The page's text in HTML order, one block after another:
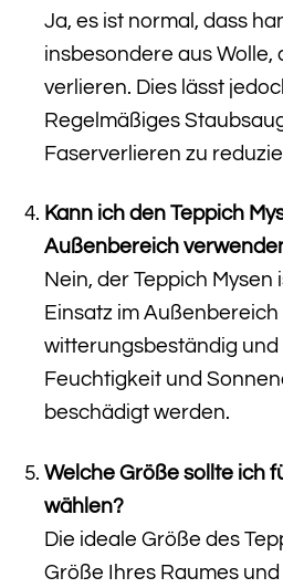
Ja, es ist normal, dass
insbesondere aus Wolle,
verlieren. Dies lässt
Regelmäßiges
Faserverlieren zu
Kann ich den Teppich
Außenbereich
Nein, der Teppich Mysen
Einsatz im
witterungsbeständig
Feuchtigkeit und
beschädigt werden.
Welche Größe sollte ich
wählen?
Die ideale Größe des
Größe Ihres Raumes